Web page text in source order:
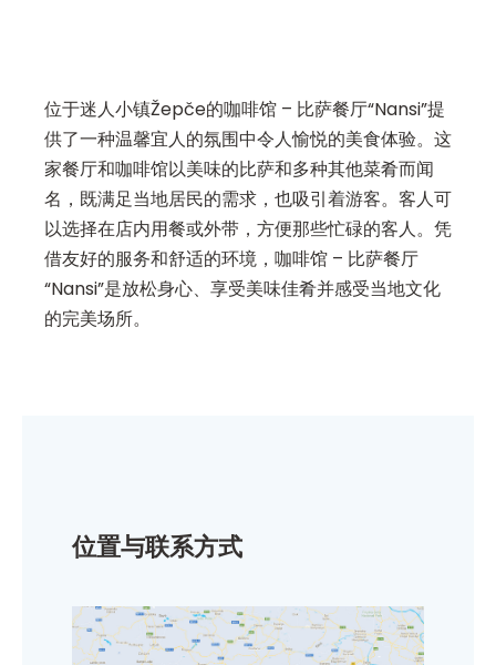
位于迷人小镇Žepče的咖啡馆 – 比萨餐厅“Nansi”提
供了一种温馨宜人的氛围中令人愉悦的美食体验。这
家餐厅和咖啡馆以美味的比萨和多种其他菜肴而闻
名，既满足当地居民的需求，也吸引着游客。客人可
以选择在店内用餐或外带，方便那些忙碌的客人。凭
借友好的服务和舒适的环境，咖啡馆 – 比萨餐厅
“Nansi”是放松身心、享受美味佳肴并感受当地文化
的完美场所。
位置与联系方式